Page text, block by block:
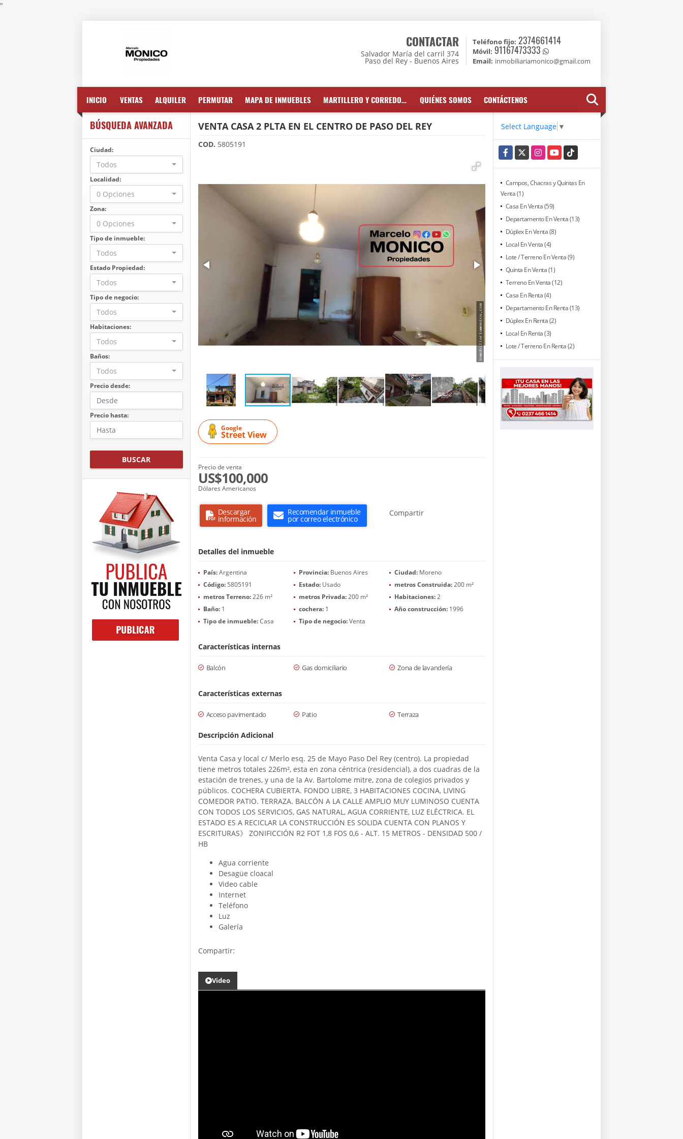
"
CONTACTAR
Salvador María del carril 374
Paso del Rey - Buenos Aires
Teléfono fijo: 2374661414
Móvil: 91167473333
Email: inmobiliariamonico@gmail.com
INICIO VENTAS ALQUILER PERMUTAR MAPA DE INMUEBLES MARTILLERO Y CORREDOR INMOBILIARIO QUIÉNES SOMOS CONTÁCTENOS
BÚSQUEDA AVANZADA
Ciudad:
Todos
Localidad:
0 Opciones
Zona:
0 Opciones
Tipo de inmueble:
Todos
Estado Propiedad:
Todos
Tipo de negocio:
Todos
Habitaciones:
Todos
Baños:
Todos
Precio desde:
Precio hasta:
BUSCAR
VENTA CASA 2 PLTA EN EL CENTRO DE PASO DEL REY
COD. 5805191
Google
Street View
Precio de venta
US$100,000
Dólares Americanos
Descargar
información
Recomendar inmueble
por correo electrónico
Compartir
Detalles del inmueble
País:Argentina Provincia:Buenos Aires Ciudad: Moreno
Código:5805191 Estado:Usado metros Construida:200 m²
metros Terreno:226 m² metros Privada:200 m² Habitaciones:2
Baño:1 cochera:1 Año construcción: 1996
Tipo de inmueble:Casa Tipo de negocio:Venta
Características internas
Balcón Gas domiciliario Zona de lavandería
Características externas
Acceso pavimentado Patio Terraza
Descripción Adicional
Venta Casa y local c/ Merlo esq. 25 de Mayo Paso Del Rey (centro). La propiedad
tiene metros totales 226m², esta en zona céntrica (residencial), a dos cuadras de la
estación de trenes, y una de la Av. Bartolome mitre, zona de colegios privados y
públicos. COCHERA CUBIERTA. FONDO LIBRE, 3 HABITACIONES COCINA, LIVING
COMEDOR PATIO. TERRAZA. BALCÓN A LA CALLE AMPLIO MUY LUMINOSO CUENTA
CON TODOS LOS SERVICIOS, GAS NATURAL, AGUA CORRIENTE, LUZ ELÉCTRICA. EL
ESTADO ES A RECICLAR LA CONSTRUCCIÓN ES SOLIDA CUENTA CON PLANOS Y
ESCRITURAS》 ZONIFICCIÓN R2 FOT 1,8 FOS 0,6 - ALT. 15 METROS - DENSIDAD 500 /
HB
Agua corriente
Desagüe cloacal
Video cable
Internet
Teléfono
Luz
Galería
Compartir:
Video
Select Language ▼
Facebook
X InstagramYouTubeTikTok
Campos, Chacras y Quintas En
Venta (1)
Casa En Venta (59)
Departamento En Venta (13)
Dúplex En Venta (8)
Local En Venta (4)
Lote / Terreno En Venta (9)
Quinta En Venta (1)
Terreno En Venta (12)
Casa En Renta (4)
Departamento En Renta (13)
Dúplex En Renta (2)
Local En Renta (3)
Lote / Terreno En Renta (2)